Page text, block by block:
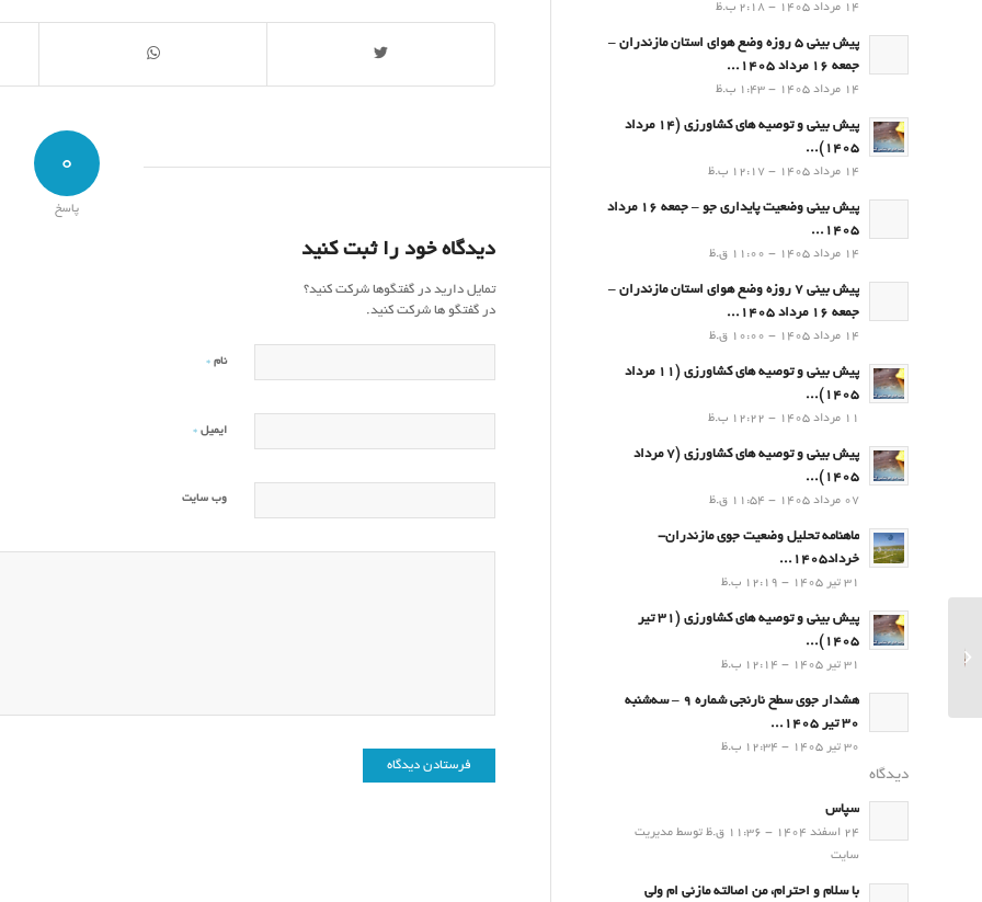
0
پاسخ
دیدگاه خود را ثبت کنید
تمایل دارید در گفتگوها شرکت کنید؟
در گفتگو ها شرکت کنید.
نام *
ایمیل *
وب‌ سایت
14 مرداد 1405 - 2:18 ب.ظ
پیش بینی 5 روزه وضع هوای استان مازندران –
جمعه 16 مرداد 1405...
14 مرداد 1405 - 1:43 ب.ظ
پیش بینی و توصیه های کشاورزی (14 مرداد
۱۴۰۵)...
14 مرداد 1405 - 12:17 ب.ظ
پیش بینی وضعیت پایداری جو – جمعه 16 مرداد
1405...
14 مرداد 1405 - 11:00 ق.ظ
پیش بینی 7 روزه وضع هوای استان مازندران –
جمعه 16 مرداد 1405...
14 مرداد 1405 - 10:00 ق.ظ
پیش بینی و توصیه های کشاورزی (11 مرداد
۱۴۰۵)...
11 مرداد 1405 - 12:22 ب.ظ
پیش بینی و توصیه های کشاورزی (7 مرداد
۱۴۰۵)...
07 مرداد 1405 - 11:54 ق.ظ
ماهنامه تحلیل وضعیت جوی مازندران-
خرداد1405...
31 تیر 1405 - 12:19 ب.ظ
پیش بینی و توصیه های کشاورزی (31 تیر
۱۴۰۵)...
31 تیر 1405 - 12:14 ب.ظ
هشدار جوی سطح نارنجی شماره 9 – سه‌شنبه
30 تیر 1405...
30 تیر 1405 - 12:34 ب.ظ
دیدگاه
سپاس
24 اسفند 1404 - 11:36 ق.ظ توسط مدیریت
سایت
با سلام و احترام، من اصالته مازنی ام ولی
برگزاری مراسم زیارت